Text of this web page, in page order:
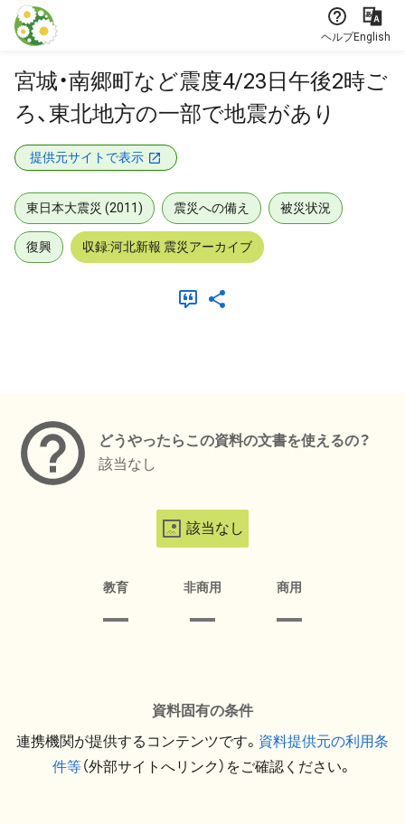
本文に飛ぶ
ヘルプEnglish
宮城・南郷町など震度4/23日午後2時ご
ろ、東北地方の一部で地震があり
提供元サイトで表示
東日本大震災 (2011) 震災への備え 被災状況
復興 収録:河北新報 震災アーカイブ
どうやったらこの資料の文書を使えるの？
該当なし
該当なし
教育 非商用 商用
資料固有の条件
連携機関が提供するコンテンツです。 資料提供元の利用条
件等（外部サイトへリンク）をご確認ください。